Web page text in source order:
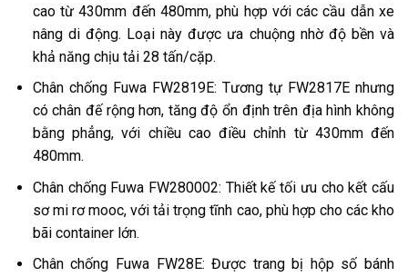
cao từ 430mm đến 480mm, phù hợp với các cầu dẫn xe
nâng di động. Loại này được ưa chuộng nhờ độ bền và
khả năng chịu tải 28 tấn/cặp.
Chân chống Fuwa FW2819E: Tương tự FW2817E nhưng
có chân đế rộng hơn, tăng độ ổn định trên địa hình không
bằng phẳng, với chiều cao điều chỉnh từ 430mm đến
480mm.
Chân chống Fuwa FW280002: Thiết kế tối ưu cho kết cấu
sơ mi rơ mooc, với tải trọng tĩnh cao, phù hợp cho các kho
bãi container lớn.
Chân chống Fuwa FW28E: Được trang bị hộp số bánh